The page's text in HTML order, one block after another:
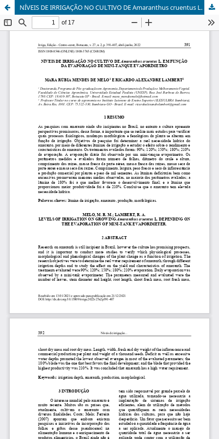
NÍVEIS DE IRRIGAÇÃO NO CULTIVO DE Amaranthus cruentus L. EM FUNÇÃO DA EVAPORAÇÃO DE MINI-TANQUE EVAPORÍMETRO